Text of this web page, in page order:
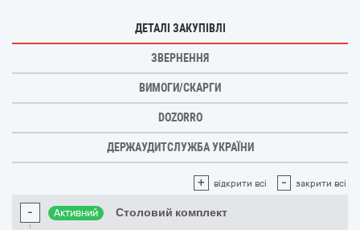
ДЕТАЛІ ЗАКУПІВЛІ
ЗВЕРНЕННЯ
ВИМОГИ/СКАРГИ
DOZORRO
ДЕРЖАУДИТСЛУЖБА УКРАЇНИ
+ відкрити всі - закрити всі
- Активний Столовий комплект